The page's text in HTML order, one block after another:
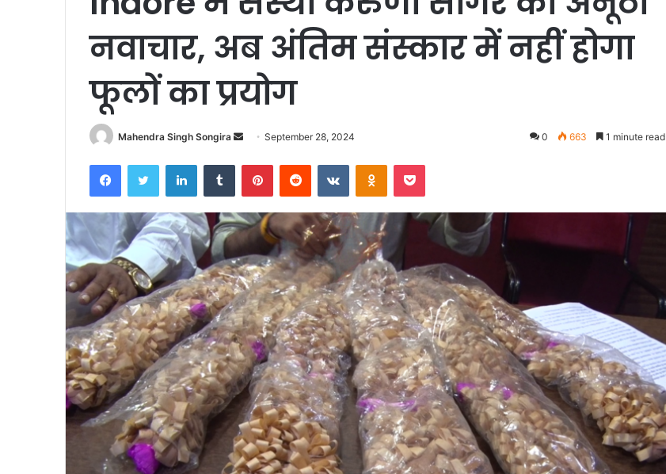
नवाचार, अब अंतिम संस्कार में नहीं होगा
फूलों का प्रयोग
Mahendra Singh Songira
Send
email
September 28, 2024 0 663 1 minute read
FacebookTwitter LinkedInTumblr PinterestReddit VKontakteOdnoklassniki
Pocket